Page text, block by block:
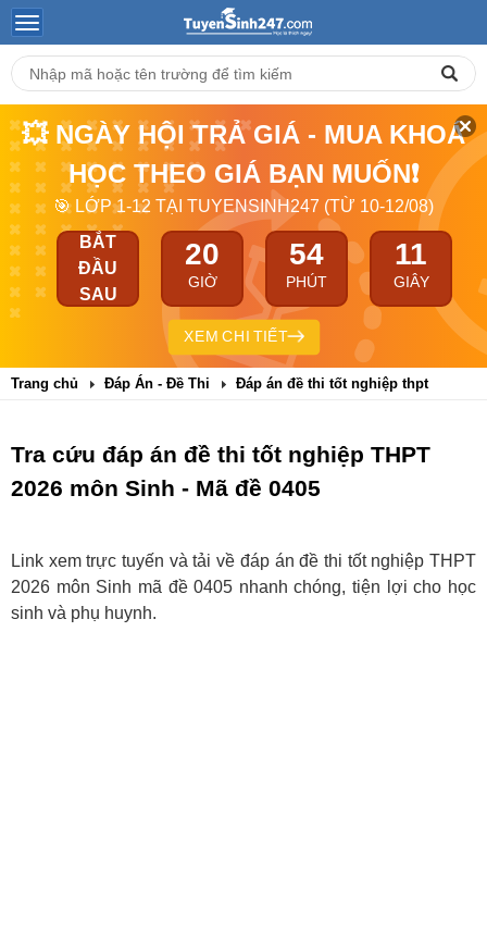
💥 NGÀY HỘI TRẢ GIÁ - MUA KHOÁ
HỌC THEO GIÁ BẠN MUỐN❗
🎯 LỚP 1-12 TẠI TUYENSINH247 (TỪ 10-12/08)
BẮT
ĐẦU
SAU
20
GIỜ
54
PHÚT
10
GIÂY
XEM CHI TIẾT
Trang chủ Đáp Án - Đề Thi Đáp án đề thi tốt nghiệp thpt
Tra cứu đáp án đề thi tốt nghiệp THPT
2026 môn Sinh - Mã đề 0405
Link xem trực tuyến và tải về đáp án đề thi tốt nghiệp THPT
2026 môn Sinh mã đề 0405 nhanh chóng, tiện lợi cho học
sinh và phụ huynh.